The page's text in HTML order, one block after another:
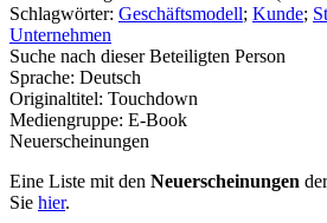
Schlagwörter: Geschäftsmodell; Kunde;
Unternehmen
Suche nach dieser Beteiligten Person
Sprache: Deutsch
Originaltitel: Touchdown
Mediengruppe: E-Book
Neuerscheinungen
Eine Liste mit den Neuerscheinungen
Sie hier.